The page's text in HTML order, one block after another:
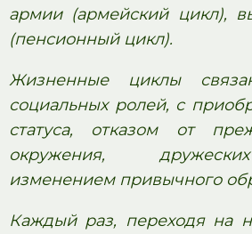
армии (армейский цикл),
(пенсионный цикл).
Жизненные циклы
социальных ролей, с
статуса, отказом от
окружения,
изменением привычного
Каждый раз, переходя на